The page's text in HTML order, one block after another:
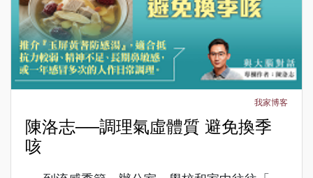
我家博客
陳洛志──調理氣虛體質 避免換季
咳